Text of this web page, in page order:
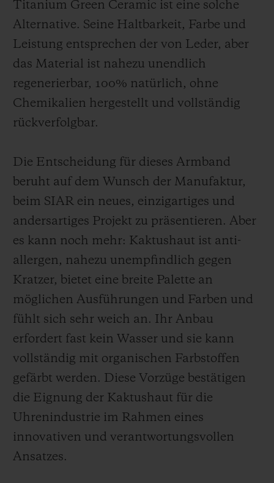
Titanium Green Ceramic ist eine solche
Alternative. Seine Haltbarkeit, Farbe und
Leistung entsprechen der von Leder, aber
das Material ist nahezu unendlich
regenerierbar, 100% natürlich, ohne
Chemikalien hergestellt und vollständig
rückverfolgbar.
Die Entscheidung für dieses Armband
beruht auf dem Wunsch der Manufaktur,
beim SIAR ein neues, einzigartiges und
andersartiges Projekt zu präsentieren. Aber
es kann noch mehr: Kaktushaut ist anti-
allergen, nahezu unempfindlich gegen
Kratzer, bietet eine breite Palette an
möglichen Ausführungen und Farben und
fühlt sich sehr weich an. Ihr Anbau
erfordert fast kein Wasser und sie kann
vollständig mit organischen Farbstoffen
gefärbt werden. Diese Vorzüge bestätigen
die Eignung der Kaktushaut für die
Uhrenindustrie im Rahmen eines
innovativen und verantwortungsvollen
Ansatzes.